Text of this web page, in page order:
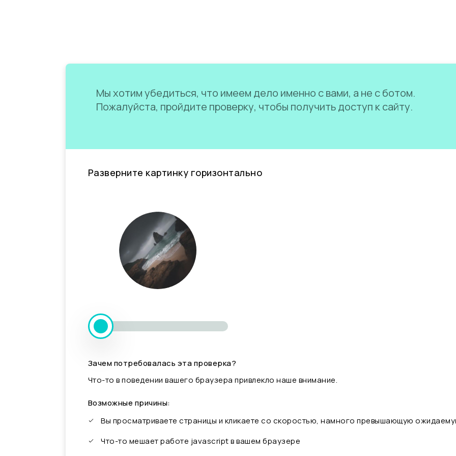
Мы хотим убедиться, что имеем дело именно с вами, а не с ботом.
Пожалуйста, пройдите проверку, чтобы получить доступ к сайту.
Разверните картинку горизонтально
Зачем потребовалась эта проверка?
Что-то в поведении вашего браузера привлекло наше внимание.
Возможные причины:
Вы просматриваете страницы и кликаете со скоростью, намного превышающую
Что-то мешает работе javascript в вашем браузере